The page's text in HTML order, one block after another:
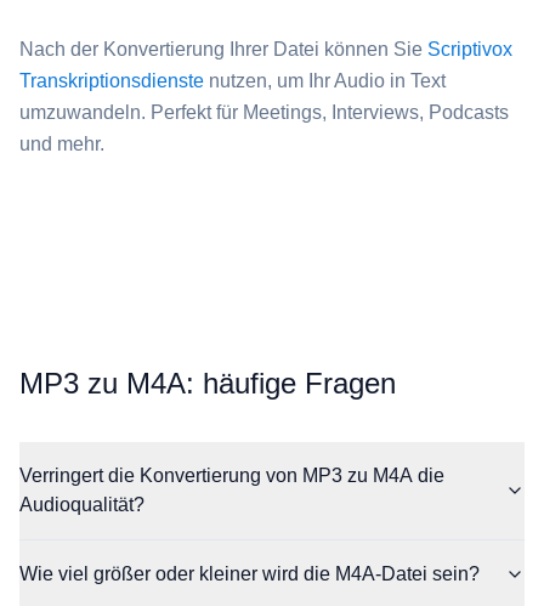
Nach der Konvertierung Ihrer Datei können Sie Scriptivox
Transkriptionsdienste nutzen, um Ihr Audio in Text
umzuwandeln. Perfekt für Meetings, Interviews, Podcasts
und mehr.
⁦MP3⁩ zu ⁦M4A⁩: häufige Fragen
Verringert die Konvertierung von MP3 zu M4A die
Audioqualität?
Wie viel größer oder kleiner wird die M4A-Datei sein?